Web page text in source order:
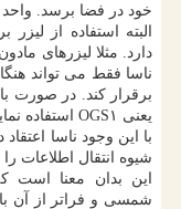
خود در فضا برسد.
البته استفاده از
دارد. مثلا لیزرهای
ناسا فقط می تواند
برقرار کند. در صورت
یعنی OGS۱ استفاده نماید که در کالیفرنیا قرار دارد.
با این وجود ناسا
شیوه انتقال اطلاعات را ۱۰ تا ۱۰۰ بار ارتقا می دهند.
این بدان معنا است
شمسی و فراتر از آن